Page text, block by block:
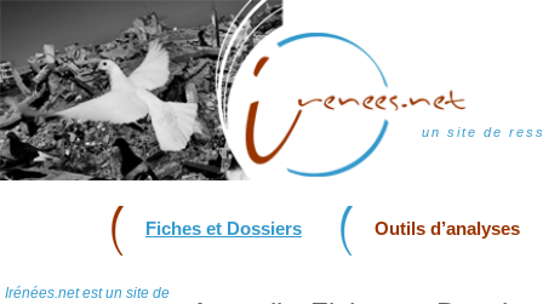
un site de
Fiches et Dossiers Outils d’analyses
Irénées.net est un site de